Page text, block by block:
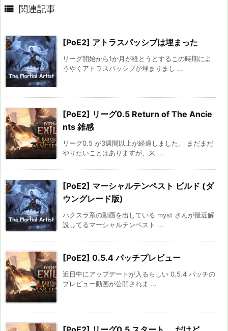
 関連記事
[PoE2] アトラスパッシブは埋まった
リーグ開始から1か月が経とうとするこの時期によ
うやくアトラスパッシブが埋まりまし ...
[PoE2] リーグ0.5 Return of The Ancie
nts 雑感
リーグ0.5 が3週間以上が経過しました。 まだまだ
やりたいことはありますが、来 ...
[PoE2] マーシャルテンペスト ビルド (ダ
ウングレード版)
ハクスラ系の動画を出している myst さんが最近解
説してるマーシャルテンペスト ...
[PoE2] 0.5.4 パッチプレビュー
近日中にアップデートが入るらしい 0.5.4 パッチの
プレビュー動画が公開されま ...